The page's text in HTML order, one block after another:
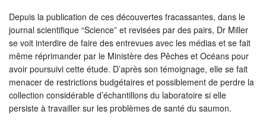
Depuis la publication de ces découvertes fracassantes, dans le
journal scientifique “Science” et revisées par des pairs, Dr Miller
se voit interdire de faire des entrevues avec les médias et se fait
même réprimander par le Ministère des Pêches et Océans pour
avoir poursuivi cette étude. D’après son témoignage, elle se fait
menacer de restrictions budgétaires et possiblement de perdre la
collection considérable d’échantillons du laboratoire si elle
persiste à travailler sur les problèmes de santé du saumon.